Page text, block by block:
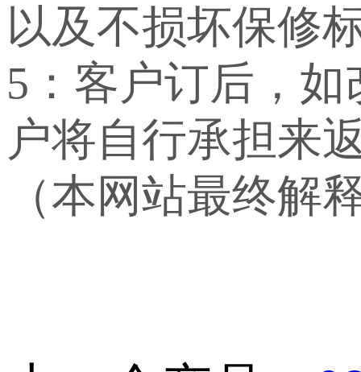
以及不损坏保修
5：客户订后，
户将自行承担来
（本网站最终解